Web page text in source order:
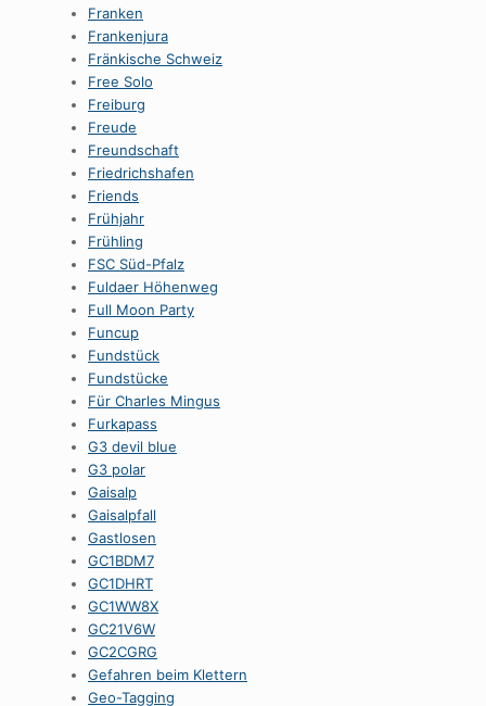
Franken
Frankenjura
Fränkische Schweiz
Free Solo
Freiburg
Freude
Freundschaft
Friedrichshafen
Friends
Frühjahr
Frühling
FSC Süd-Pfalz
Fuldaer Höhenweg
Full Moon Party
Funcup
Fundstück
Fundstücke
Für Charles Mingus
Furkapass
G3 devil blue
G3 polar
Gaisalp
Gaisalpfall
Gastlosen
GC1BDM7
GC1DHRT
GC1WW8X
GC21V6W
GC2CGRG
Gefahren beim Klettern
Geo-Tagging